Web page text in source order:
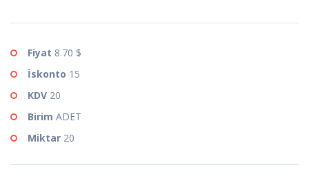
Fiyat 8.70 $
İskonto 15
KDV 20
Birim ADET
Miktar 20